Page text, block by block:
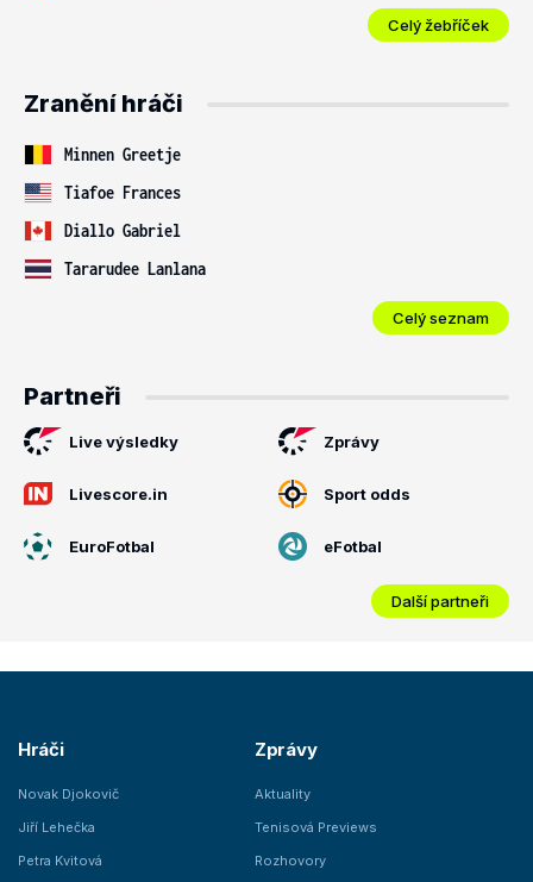
Celý žebříček
Zranění hráči
Minnen Greetje
Tiafoe Frances
Diallo Gabriel
Tararudee Lanlana
Celý seznam
Partneři
Live výsledky Zprávy
Livescore.in Sport odds
EuroFotbal eFotbal
Další partneři
Hráči
Novak Djokovič
Jiří Lehečka
Petra Kvitová
Zprávy
Aktuality
Tenisová Previews
Rozhovory